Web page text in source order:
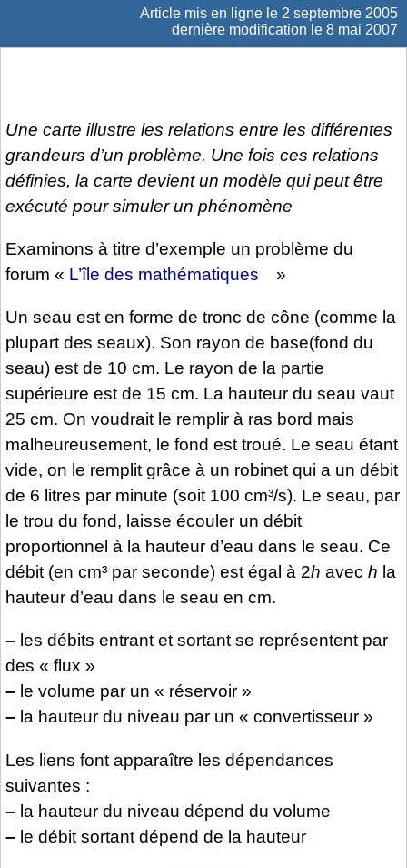
Article mis en ligne le 2 septembre 2005
dernière modification le 8 mai 2007
Une carte illustre les relations entre les différentes
grandeurs d’un problème. Une fois ces relations
définies, la carte devient un modèle qui peut être
exécuté pour simuler un phénomène
Examinons à titre d’exemple un problème du
forum « L’île des mathématiques »
Un seau est en forme de tronc de cône (comme la
plupart des seaux). Son rayon de base(fond du
seau) est de 10 cm. Le rayon de la partie
supérieure est de 15 cm. La hauteur du seau vaut
25 cm. On voudrait le remplir à ras bord mais
malheureusement, le fond est troué. Le seau étant
vide, on le remplit grâce à un robinet qui a un débit
de 6 litres par minute (soit 100 cm³/s). Le seau, par
le trou du fond, laisse écouler un débit
proportionnel à la hauteur d’eau dans le seau. Ce
débit (en cm³ par seconde) est égal à 2h avec h la
hauteur d’eau dans le seau en cm.
– les débits entrant et sortant se représentent par
des « flux »
– le volume par un « réservoir »
– la hauteur du niveau par un « convertisseur »
Les liens font apparaître les dépendances
suivantes :
– la hauteur du niveau dépend du volume
– le débit sortant dépend de la hauteur